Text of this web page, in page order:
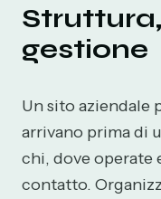
gestione
Un sito aziendale
arrivano prima di
chi, dove operate
contatto.